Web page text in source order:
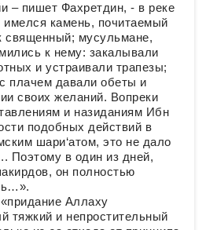
– пишет Фахретдин, - в реке
имелся камень, почитаемый
священный; мусульмане,
к нему: закалывали
и устраивали трапезы;
плачем давали обеты и
своих желаний. Вопреки
и назиданиям Ибн
подобных действий в
шари‘атом, это не дало
Поэтому в один из дней,
он полностью
Аллаху
тяжкий и непростительный